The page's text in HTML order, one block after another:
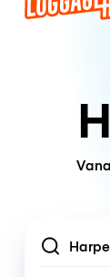
Location